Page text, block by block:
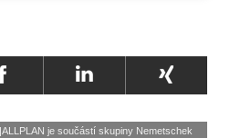
ALLPLAN je součástí skupiny Nemetschek